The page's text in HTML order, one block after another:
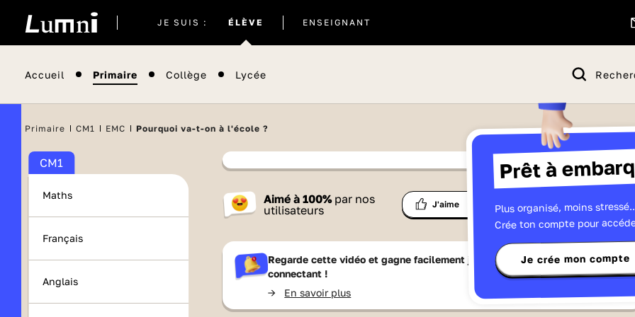
JE SUIS : ÉLÈVE
actuel
ENSEIGNANT
Accueil Primaire Collège Lycée
Prêt à
Plus organisé, moins
Crée ton compte pour
Je crée mon compte
Primaire CM1 EMC Pourquoi va-t-on à l'école ?
CM1
Maths
Français
Anglais
Contenu proposé par
France Télévisions
Aimé à100% par nos
utilisateurs
J'aime
liste
Partager
Regarde cette vidéo et gagne facilement jusqu'à 15 Lumnizen te
connectant !
-> En savoir plus